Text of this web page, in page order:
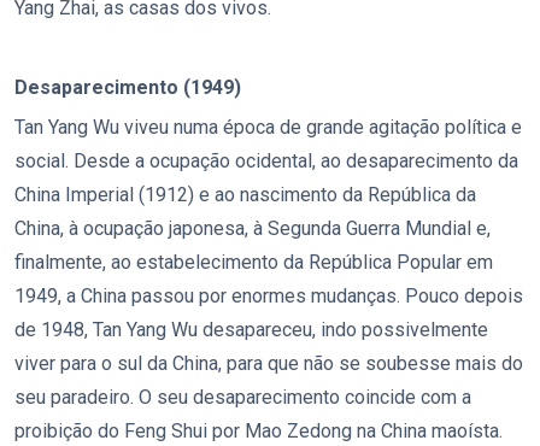
Yang Zhai, as casas dos vivos.
Desaparecimento (1949)
Tan Yang Wu viveu numa época de grande agitação política e
social. Desde a ocupação ocidental, ao desaparecimento da
China Imperial (1912) e ao nascimento da República da
China, à ocupação japonesa, à Segunda Guerra Mundial e,
finalmente, ao estabelecimento da República Popular em
1949, a China passou por enormes mudanças. Pouco depois
de 1948, Tan Yang Wu desapareceu, indo possivelmente
viver para o sul da China, para que não se soubesse mais do
seu paradeiro. O seu desaparecimento coincide com a
proibição do Feng Shui por Mao Zedong na China maoísta.